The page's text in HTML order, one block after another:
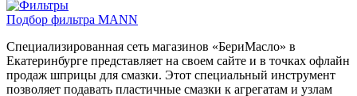
Подбор фильтра MANN
Специализированная сеть магазинов «БериМасло» в
Екатеринбурге представляет на своем сайте и в точках офлайн
продаж шприцы для смазки. Этот специальный инструмент
позволяет подавать пластичные смазки к агрегатам и узлам